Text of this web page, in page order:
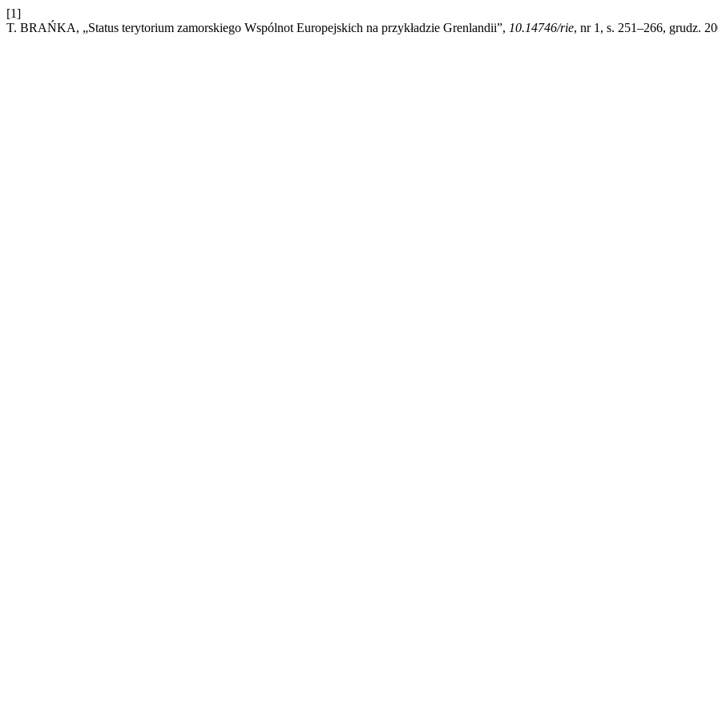
[1]
T. BRAŃKA, „Status terytorium zamorskiego Wspólnot Europejskich na przykładzie Grenlandii”, 10.14746/rie, nr 1, s. 251–266, grudz.